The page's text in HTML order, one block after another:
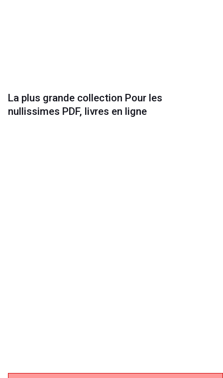
La plus grande collection Pour les
nullissimes PDF, livres en ligne